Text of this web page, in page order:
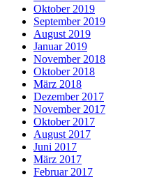
Oktober 2019
September 2019
August 2019
Januar 2019
November 2018
Oktober 2018
März 2018
Dezember 2017
November 2017
Oktober 2017
August 2017
Juni 2017
März 2017
Februar 2017